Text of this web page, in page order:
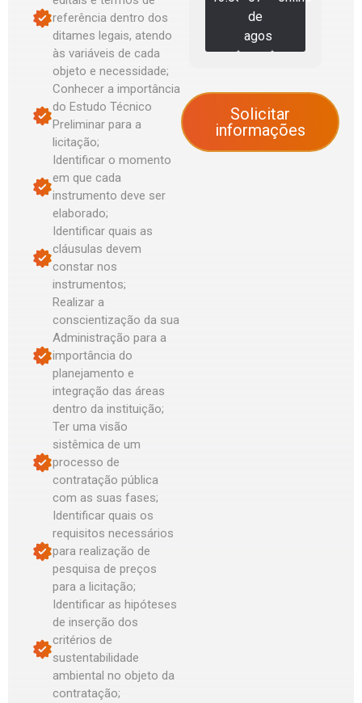
referência dentro dos
ditames legais, atendo
às variáveis de cada
objeto e necessidade;
Conhecer a importância
do Estudo Técnico
Preliminar para a
licitação;
Identificar o momento
em que cada
instrumento deve ser
elaborado;
Identificar quais as
cláusulas devem
constar nos
instrumentos;
Realizar a
conscientização da sua
Administração para a
importância do
planejamento e
integração das áreas
dentro da instituição;
Ter uma visão
sistêmica de um
processo de
contratação pública
com as suas fases;
Identificar quais os
requisitos necessários
para realização de
pesquisa de preços
para a licitação;
Identificar as hipóteses
de inserção dos
critérios de
sustentabilidade
ambiental no objeto da
contratação;
de
agosto
Solicitar
informações